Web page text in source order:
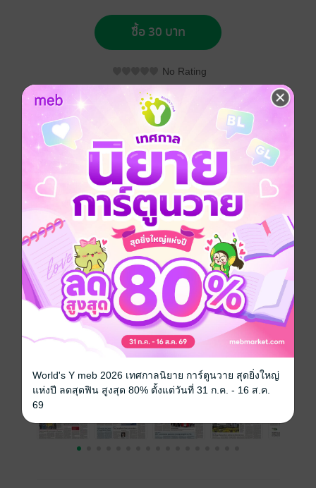
ซื้อ 30 บาท
No Rating
อยากได้ ซื้อเป็นของขวัญ ติดตาม แชร์
Bangkok Post วันเสาร์ที่ 9 มีนาคม พ.ศ.2562
ประเภทไฟล์ pdf
วันที่วางขาย 08 มีนาคม 2562
ความยาว 34 หน้า
ราคาปก 30 บาท
ฉบับย้อนหลัง ดูทั้งหมด
World's Y meb 2026 เทศกาลนิยาย การ์ตูนวาย สุดยิ่งใหญ่
แห่งปี ลดสุดฟิน สูงสุด 80% ตั้งแต่วันที่ 31 ก.ค. - 16 ส.ค.
69